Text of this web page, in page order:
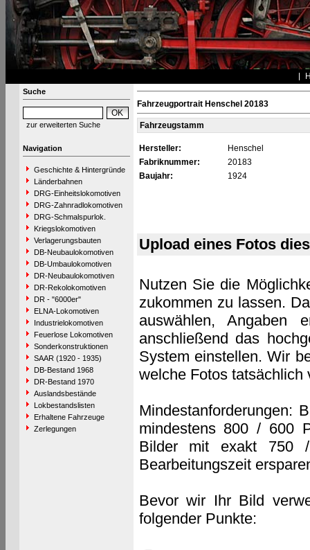
Suche
zur erweiterten Suche
Navigation
Geschichte & Hintergründe
Länderbahnen
DRG-Einheitslokomotiven
DRG-Zahnradlokomotiven
DRG-Schmalspurlok.
Kriegslokomotiven
Verlagerungsbauten
DB-Neubaulokomotiven
DB-Umbaulokomotiven
DR-Neubaulokomotiven
DR-Rekolokomotiven
DR - "6000er"
ELNA-Lokomotiven
Industrielokomotiven
Feuerlose Lokomotiven
Sonderkonstruktionen
SAAR (1920 - 1935)
DB-Bestand 1968
DR-Bestand 1970
Auslandsbestände
Lokbestandslisten
Erhaltene Fahrzeuge
Zerlegungen
Fahrzeugportrait Henschel 20183
Fahrzeugstamm
Hersteller:
Henschel
Fabriknummer:
20183
Baujahr:
1924
Upload eines Fotos
Nutzen Sie die
zukommen zu lassen.
auswählen, Angaben
anschließend das
System einstellen. Wir
welche Fotos tatsächlich
Mindestanforderungen:
mindestens 800 / 600
Bilder mit exakt 750
Bearbeitungszeit
Bevor wir Ihr Bild
folgender Punkte: